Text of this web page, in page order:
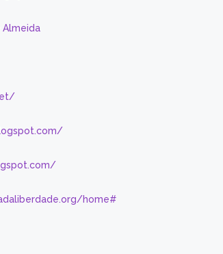
Almeida
home#